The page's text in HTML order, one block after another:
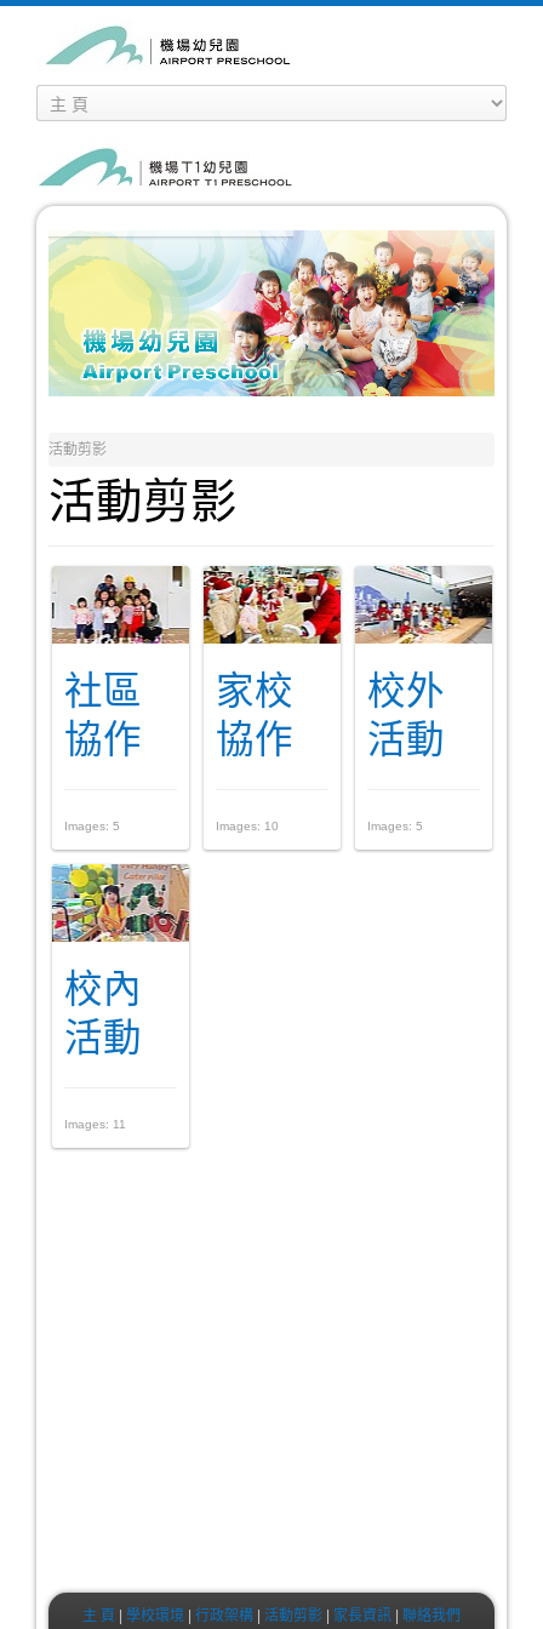
活動剪影
活動剪影
社區
協作
Images: 5
家校
協作
Images: 10
校外
活動
Images: 5
校內
活動
Images: 11
主 頁 學校環境| 行政架構| 活動剪影| 家長資訊| 聯絡我們